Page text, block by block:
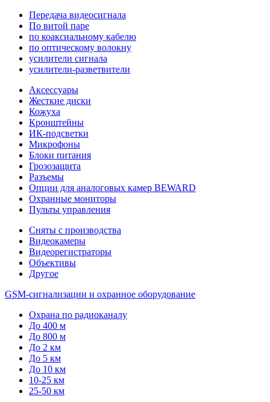
Передача видеосигнала
По витой паре
по коаксиальному кабелю
по оптическому волокну
усилители сигнала
усилители-разветвители
Аксессуары
Жесткие диски
Кожуха
Кронштейны
ИК-подсветки
Микрофоны
Блоки питания
Грозозащита
Разъемы
Опции для аналоговых камер BEWARD
Охранные мониторы
Пульты управления
Сняты с производства
Видеокамеры
Видеорегистраторы
Объективы
Другое
GSM-сигнализации и охранное оборудование
Охрана по радиоканалу
До 400 м
До 800 м
До 2 км
До 5 км
До 10 км
10-25 км
25-50 км